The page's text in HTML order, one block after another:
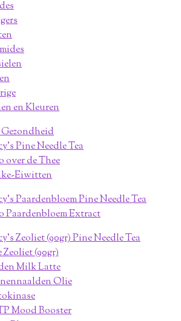
en Kleuren
Pine Needle Tea
over de Thee
Eiwitten
Paardenbloem Pine Needle Tea
Paardenbloem Extract
Zeoliet (90gr) Pine Needle Tea
(90gr)
Milk Latte
Olie
Mood Booster